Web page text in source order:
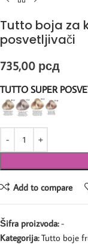
Tutto boja za
posvetljivači
735,00 рсд
TUTTO SUPER
Add to compare
Šifra proizvoda:-
Kategorija: Tutto boje